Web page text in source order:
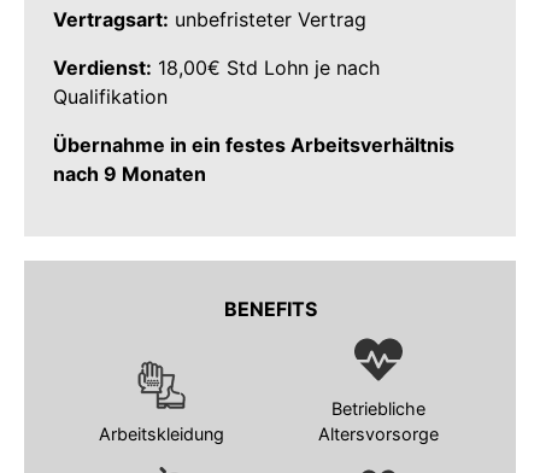
Vertragsart: unbefristeter Vertrag
Verdienst: 18,00€ Std Lohn je nach
Qualifikation
Übernahme in ein festes Arbeitsverhältnis
nach 9 Monaten
BENEFITS
Arbeitskleidung
Betriebliche
Altersvorsorge